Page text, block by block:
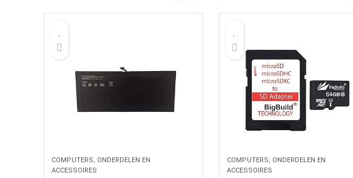
COMPUTERS, ONDERDELEN EN
ACCESSOIRES
COMPUTERS, ONDERDELEN EN
ACCESSOIRES